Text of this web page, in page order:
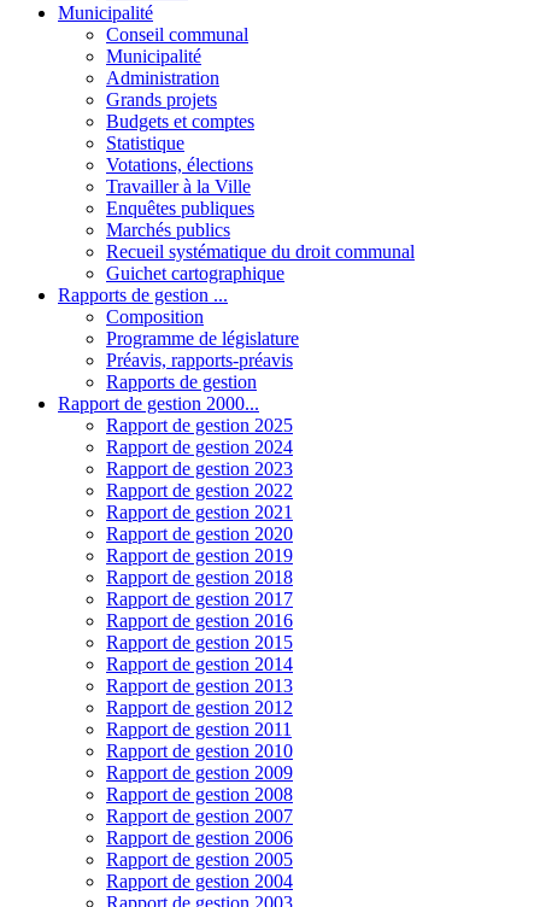
Municipalité
Conseil communal
Municipalité
Administration
Grands projets
Budgets et comptes
Statistique
Votations, élections
Travailler à la Ville
Enquêtes publiques
Marchés publics
Recueil systématique du droit communal
Guichet cartographique
Rapports de gestion ...
Composition
Programme de législature
Préavis, rapports-préavis
Rapports de gestion
Rapport de gestion 2000...
Rapport de gestion 2025
Rapport de gestion 2024
Rapport de gestion 2023
Rapport de gestion 2022
Rapport de gestion 2021
Rapport de gestion 2020
Rapport de gestion 2019
Rapport de gestion 2018
Rapport de gestion 2017
Rapport de gestion 2016
Rapport de gestion 2015
Rapport de gestion 2014
Rapport de gestion 2013
Rapport de gestion 2012
Rapport de gestion 2011
Rapport de gestion 2010
Rapport de gestion 2009
Rapport de gestion 2008
Rapport de gestion 2007
Rapport de gestion 2006
Rapport de gestion 2005
Rapport de gestion 2004
Rapport de gestion 2003